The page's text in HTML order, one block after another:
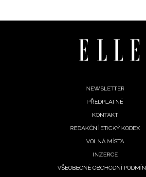
NEWSLETTER
PŘEDPLATNÉ
KONTAKT
REDAKČNÍ ETICKÝ KODEX
VOLNÁ MÍSTA
INZERCE
VŠEOBECNÉ OBCHODNÍ